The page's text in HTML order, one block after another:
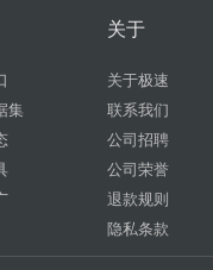
集
关于
关于极速
联系我们
公司招聘
公司荣誉
退款规则
隐私条款